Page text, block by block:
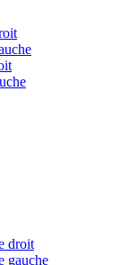
droit
gauche